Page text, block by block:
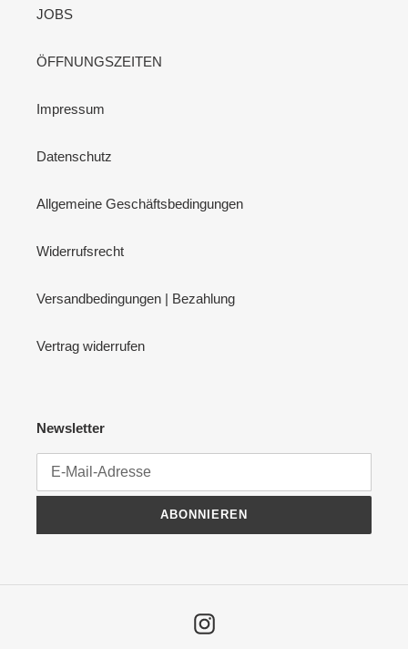
JOBS
ÖFFNUNGSZEITEN
Impressum
Datenschutz
Allgemeine Geschäftsbedingungen
Widerrufsrecht
Versandbedingungen | Bezahlung
Vertrag widerrufen
Newsletter
ABONNIEREN
Instagram